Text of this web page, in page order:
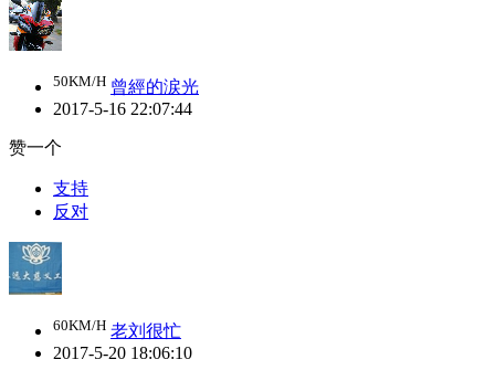
50KM/H 曾經的涙光
2017-5-16 22:07:44
赞一个
支持
反对
60KM/H 老刘很忙
2017-5-20 18:06:10